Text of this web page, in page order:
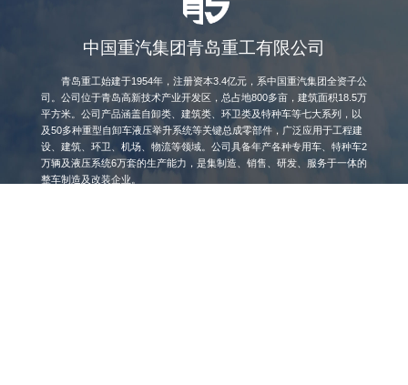
中国重汽集团青岛重工有限公司
青岛重工始建于1954年，注册资本3.4亿元，系中国重汽集团全资子公
司。公司位于青岛高新技术产业开发区，总占地800多亩，建筑面积18.5万
平方米。公司产品涵盖自卸类、建筑类、环卫类及特种车等七大系列，以
及50多种重型自卸车液压举升系统等关键总成零部件，广泛应用于工程建
设、建筑、环卫、机场、物流等领域。公司具备年产各种专用车、特种车2
万辆及液压系统6万套的生产能力，是集制造、销售、研发、服务于一体的
整车制造及改装企业。